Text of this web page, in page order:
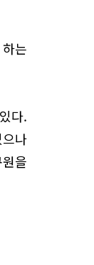
는
다.
나
을